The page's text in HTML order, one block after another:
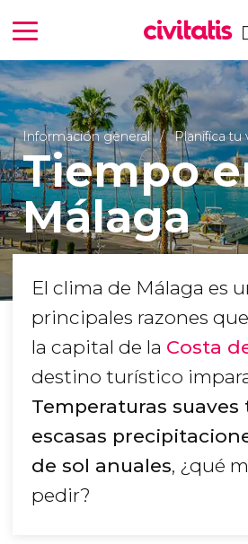
Información general Planifica tu
Tiempo
Málaga
El clima de Málaga es
principales razones
la capital de la Costa
destino turístico
Temperaturas suaves
escasas
de sol anuales, ¿qué
pedir?